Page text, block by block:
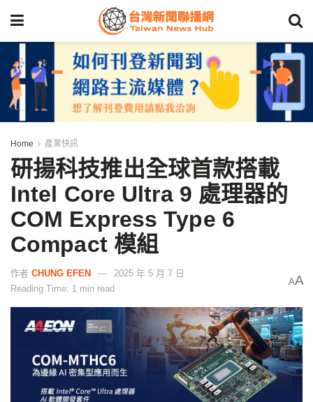
Home 產業快訊
研揚科技推出全球首款搭載
Intel Core Ultra 9 處理器的
COM Express Type 6
Compact 模組
作者 CHUNG EFEN
2025 年 5 月 7 日
Reading Time: 1 min read
AA